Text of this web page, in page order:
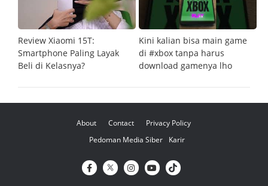
Review Xiaomi 15T:
Smartphone Paling Layak
Beli di Kelasnya?
Kini kalian bisa main game
di #xbox tanpa harus
download gamenya lho
About Contact
Privacy Policy
Pedoman Media Siber
Karir